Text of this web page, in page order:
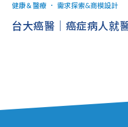
健康＆醫療 ． 需求探索&商模設計
台大癌醫｜癌症病人就